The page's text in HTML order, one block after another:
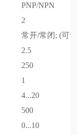
PNP/NPN
2
常开/常闭; (可
2.5
250
1
4...20
500
0...10